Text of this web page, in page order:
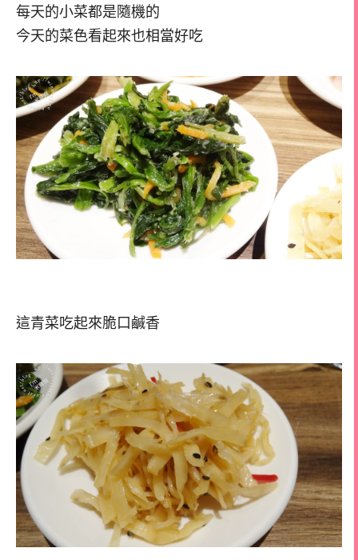
每天的小菜都是隨機的
今天的菜色看起來也相當好吃
這青菜吃起來脆口鹹香